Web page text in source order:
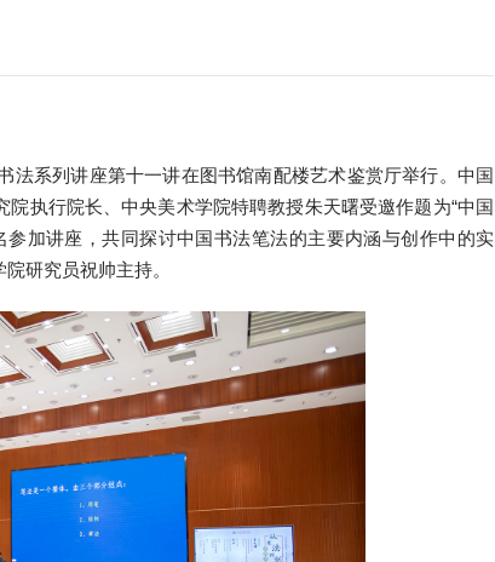
法系列讲座第十一讲在图书馆南配楼艺术鉴赏厅举行。中国
执行院长、中央美术学院特聘教授朱天曙受邀作题为“中国
加讲座，共同探讨中国书法笔法的主要内涵与创作中的实
研究员祝帅主持。